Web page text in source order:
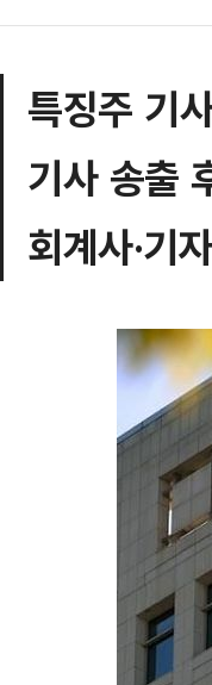
특징주 기
기사 송출
회계사·기